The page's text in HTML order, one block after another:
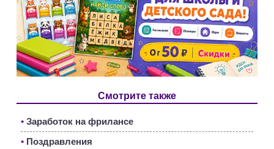
Смотрите также
• Заработок на фрилансе
• Поздравления